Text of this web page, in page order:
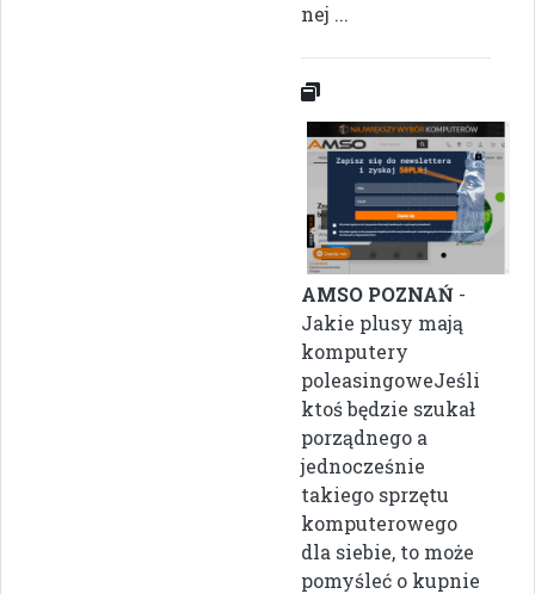
nej ...
AMSO POZNAŃ -
Jakie plusy mają
komputery
poleasingoweJeśli
ktoś będzie szukał
porządnego a
jednocześnie
takiego sprzętu
komputerowego
dla siebie, to może
pomyśleć o kupnie